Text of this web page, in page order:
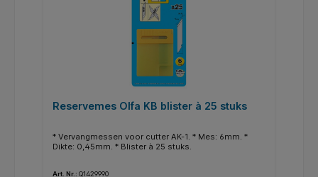
Reservemes Olfa KB blister à 25 stuks
* Vervangmessen voor cutter AK-1. * Mes: 6mm. *
Dikte: 0,45mm. * Blister à 25 stuks.
Art. Nr.: Q1429990